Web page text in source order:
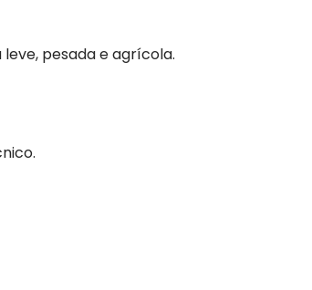
pesada e agrícola.